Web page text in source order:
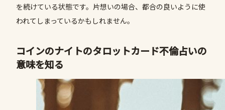
を続けている状態です。片想いの場合、都合の良いように使
われてしまっているかもしれません。
コインのナイトのタロットカード不倫占いの
意味を知る